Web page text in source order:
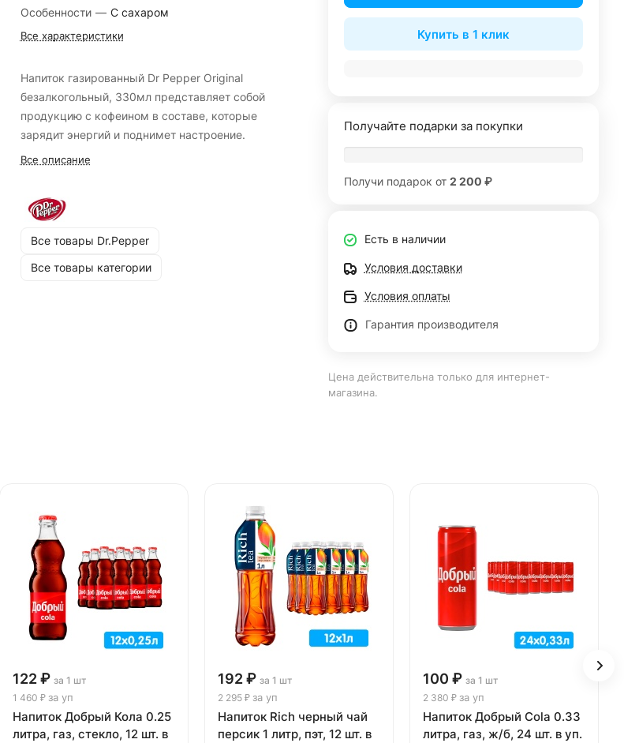
Особенности — С сахаром
Все характеристики
Напиток газированный Dr Pepper Original
безалкогольный, 330мл представляет собой
продукцию с кофеином в составе, которые
зарядит энергий и поднимет настроение.
Все описание
Все товары Dr.Pepper
Все товары категории
Купить в 1 клик
Получайте подарки за покупки
Получи подарок от 2 200 ₽
Есть в наличии
Условия доставки
Условия оплаты
Гарантия производителя
Цена действительна только для интернет-
магазина.
122 ₽ за 1 шт
1 460 ₽ за уп
Напиток Добрый Кола 0.25
литра, газ, стекло, 12 шт. в
192 ₽ за 1 шт
2 295 ₽ за уп
Напиток Rich черный чай
персик 1 литр, пэт, 12 шт. в
100 ₽ за 1 шт
2 380 ₽ за уп
Напиток Добрый Cola 0.33
литра, газ, ж/б, 24 шт. в уп.